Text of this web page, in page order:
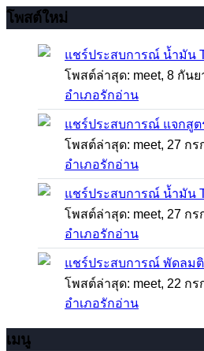
โพสต์ใหม่
แชร์ประสบการณ์ น้ำมัน
โพสต์ล่าสุด: meet, 8 กันย
อำเภอรักอ่าน
แชร์ประสบการณ์ แจกสูต
โพสต์ล่าสุด: meet, 27 กร
อำเภอรักอ่าน
แชร์ประสบการณ์ น้ำมัน
โพสต์ล่าสุด: meet, 27 กร
อำเภอรักอ่าน
แชร์ประสบการณ์ พัดลมติ
โพสต์ล่าสุด: meet, 22 กร
อำเภอรักอ่าน
เมนู